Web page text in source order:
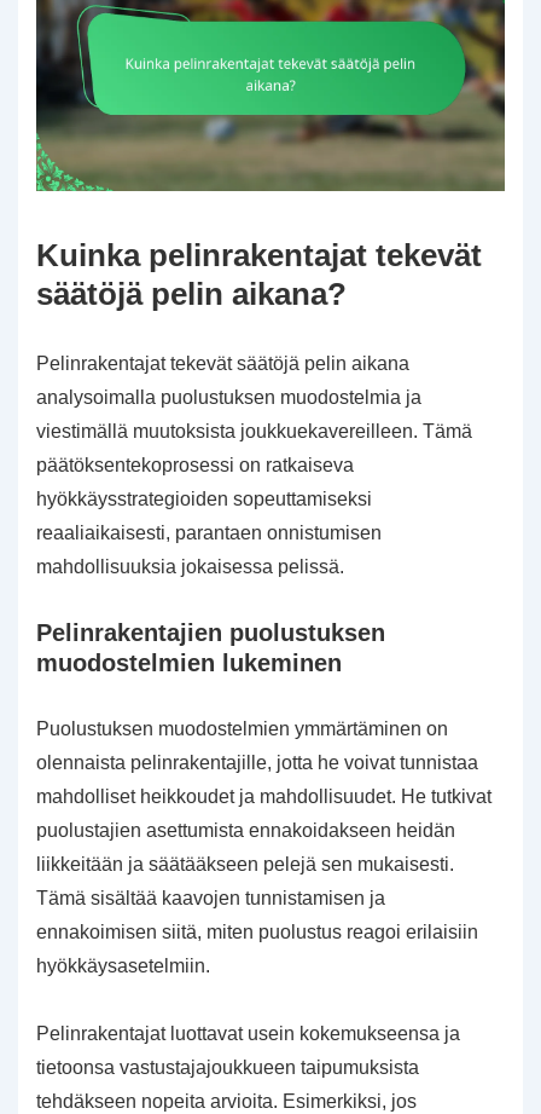
Kuinka pelinrakentajat tekevät
säätöjä pelin aikana?
Pelinrakentajat tekevät säätöjä pelin aikana
analysoimalla puolustuksen muodostelmia ja
viestimällä muutoksista joukkuekavereilleen. Tämä
päätöksentekoprosessi on ratkaiseva
hyökkäysstrategioiden sopeuttamiseksi
reaaliaikaisesti, parantaen onnistumisen
mahdollisuuksia jokaisessa pelissä.
Pelinrakentajien puolustuksen
muodostelmien lukeminen
Puolustuksen muodostelmien ymmärtäminen on
olennaista pelinrakentajille, jotta he voivat tunnistaa
mahdolliset heikkoudet ja mahdollisuudet. He tutkivat
puolustajien asettumista ennakoidakseen heidän
liikkeitään ja säätääkseen pelejä sen mukaisesti.
Tämä sisältää kaavojen tunnistamisen ja
ennakoimisen siitä, miten puolustus reagoi erilaisiin
hyökkäysasetelmiin.
Pelinrakentajat luottavat usein kokemukseensa ja
tietoonsa vastustajajoukkueen taipumuksista
tehdäkseen nopeita arvioita. Esimerkiksi, jos